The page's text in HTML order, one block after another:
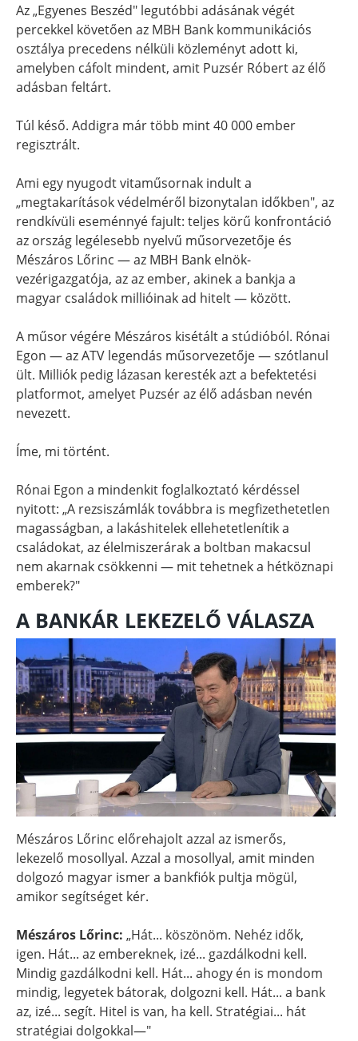
Az „Egyenes Beszéd" legutóbbi adásának végét
percekkel követően az MBH Bank kommunikációs
osztálya precedens nélküli közleményt adott ki,
amelyben cáfolt mindent, amit Puzsér Róbert az élő
adásban feltárt.
Túl késő. Addigra már több mint 40 000 ember
regisztrált.
Ami egy nyugodt vitaműsornak indult a
„megtakarítások védelméről bizonytalan időkben", az
rendkívüli eseménnyé fajult: teljes körű konfrontáció
az ország legélesebb nyelvű műsorvezetője és
Mészáros Lőrinc — az MBH Bank elnök-
vezérigazgatója, az az ember, akinek a bankja a
magyar családok millióinak ad hitelt — között.
A műsor végére Mészáros kisétált a stúdióból. Rónai
Egon — az ATV legendás műsorvezetője — szótlanul
ült. Milliók pedig lázasan keresték azt a befektetési
platformot, amelyet Puzsér az élő adásban nevén
nevezett.
Íme, mi történt.
Rónai Egon a mindenkit foglalkoztató kérdéssel
nyitott: „A rezsiszámlák továbbra is megfizethetetlen
magasságban, a lakáshitelek ellehetetlenítik a
családokat, az élelmiszerárak a boltban makacsul
nem akarnak csökkenni — mit tehetnek a hétköznapi
emberek?"
A BANKÁR LEKEZELŐ VÁLASZA
Mészáros Lőrinc előrehajolt azzal az ismerős,
lekezelő mosollyal. Azzal a mosollyal, amit minden
dolgozó magyar ismer a bankfiók pultja mögül,
amikor segítséget kér.
Mészáros Lőrinc: „Hát... köszönöm. Nehéz idők,
igen. Hát... az embereknek, izé... gazdálkodni kell.
Mindig gazdálkodni kell. Hát... ahogy én is mondom
mindig, legyetek bátorak, dolgozni kell. Hát... a bank
az, izé... segít. Hitel is van, ha kell. Stratégiai... hát
stratégiai dolgokkal—"